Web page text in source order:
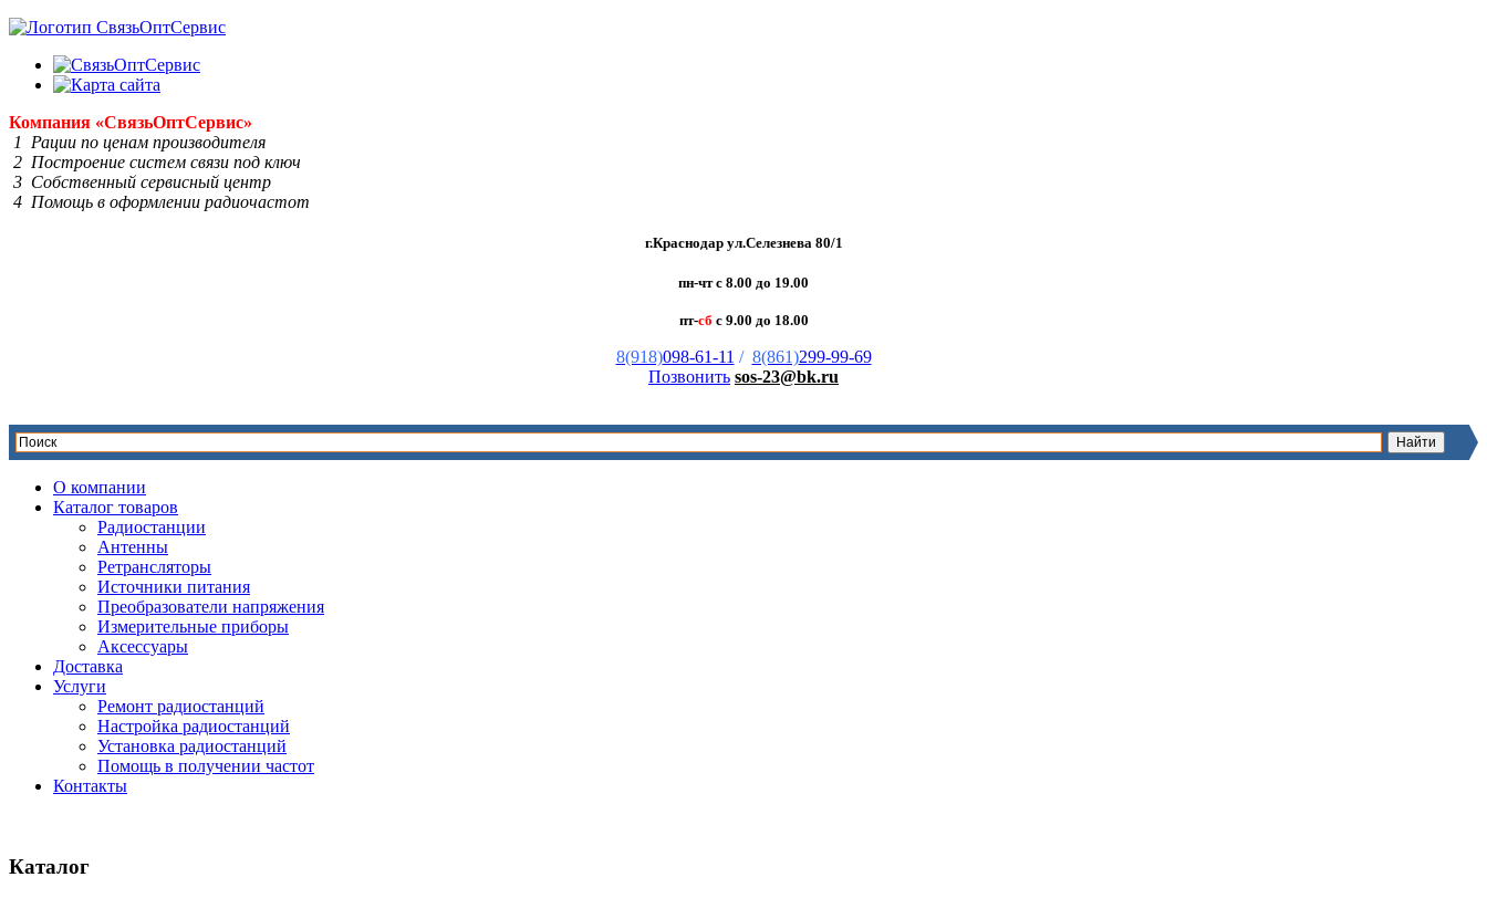
Компания «СвязьОптСервис»
1 Рации по ценам производителя
2 Построение систем связи под ключ
3 Собственный сервисный центр
4 Помощь в оформлении радиочастот
г.Краснодар ул.Селезнева 80/1
пн-чт с 8.00 до 19.00
пт-сб с 9.00 до 18.00
8(918)098-61-11 / 8(861)299-99-69
Позвонить sos-23@bk.ru
О компании
Каталог товаров
Радиостанции
Антенны
Ретрансляторы
Источники питания
Преобразователи напряжения
Измерительные приборы
Аксессуары
Доставка
Услуги
Ремонт радиостанций
Настройка радиостанций
Установка радиостанций
Помощь в получении частот
Контакты
Каталог